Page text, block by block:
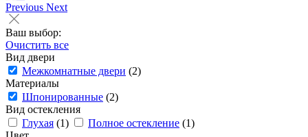
Previous Next
Ваш выбор:
Очистить все
Вид двери
Межкомнатные двери (2)
Материалы
Шпонированные (2)
Вид остекления
Глухая (1) Полное остекление (1)